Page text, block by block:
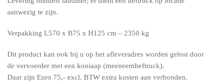
aanwezig te zijn.
Verpakking L570 x B75 x H125 cm – 2350 kg
Dit product kan ook bij u op het afleveradres worden gelost door
de vervoerder met een kooiaap (meeneemheftruck).
Daar zijn Euro 75,- excl. BTW extra kosten aan verbonden.